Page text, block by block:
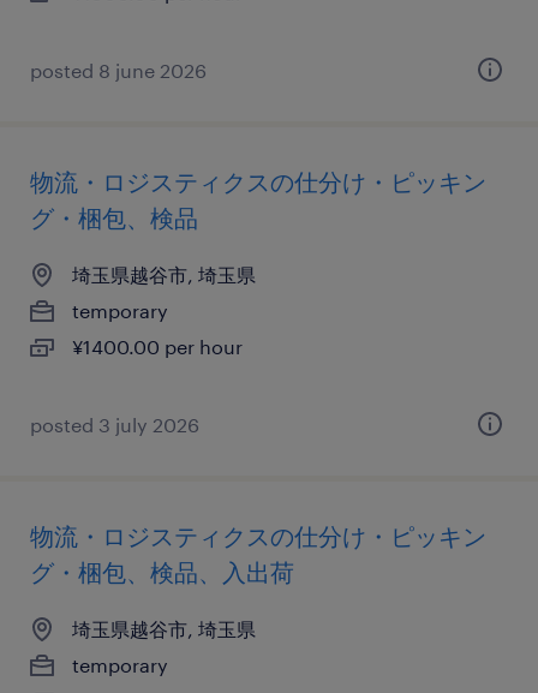
posted 8 june 2026
物流・ロジスティクスの仕分け・ピッキン
グ・梱包、検品
埼玉県越谷市, 埼玉県
temporary
¥1400.00 per hour
posted 3 july 2026
物流・ロジスティクスの仕分け・ピッキン
グ・梱包、検品、入出荷
埼玉県越谷市, 埼玉県
temporary